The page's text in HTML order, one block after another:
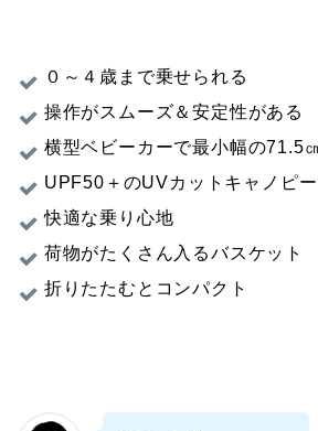
０～４歳まで乗せられる
操作がスムーズ＆安定性がある
横型ベビーカーで最小幅の71.5
UPF50＋のUVカットキャノピー
快適な乗り心地
荷物がたくさん入るバスケット
折りたたむとコンパクト